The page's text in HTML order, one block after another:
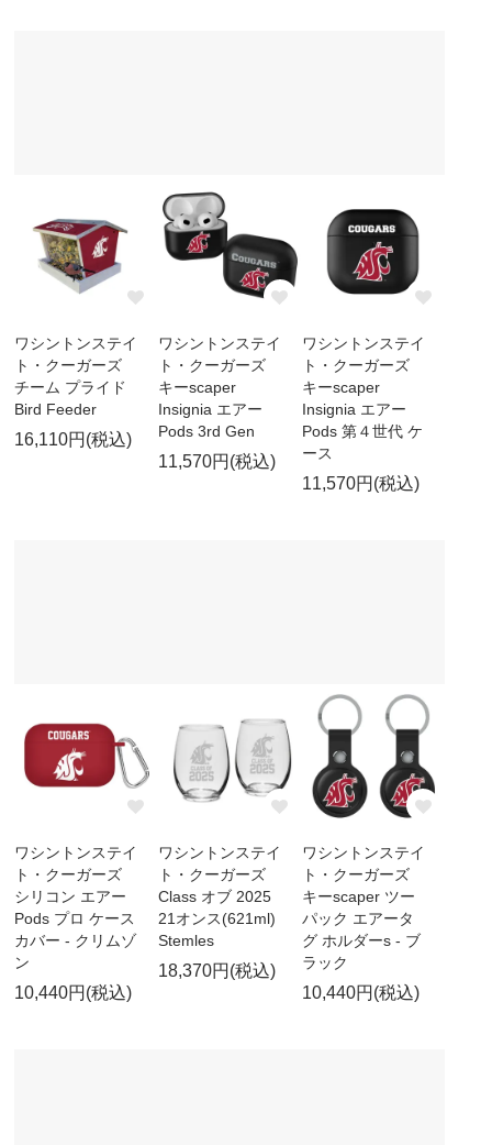
ワシントンステイ
ト・クーガーズ
チーム プライド
Bird Feeder
16,110円(税込)
ワシントンステイ
ト・クーガーズ
キーscaper
Insignia エアー
Pods 3rd Gen
11,570円(税込)
ワシントンステイ
ト・クーガーズ
キーscaper
Insignia エアー
Pods 第４世代 ケ
ース
11,570円(税込)
ワシントンステイ
ト・クーガーズ
シリコン エアー
Pods プロ ケース
カバー - クリムゾ
ン
10,440円(税込)
ワシントンステイ
ト・クーガーズ
Class オブ 2025
21オンス(621ml)
Stemles
18,370円(税込)
ワシントンステイ
ト・クーガーズ
キーscaper ツー
パック エアータ
グ ホルダーs - ブ
ラック
10,440円(税込)